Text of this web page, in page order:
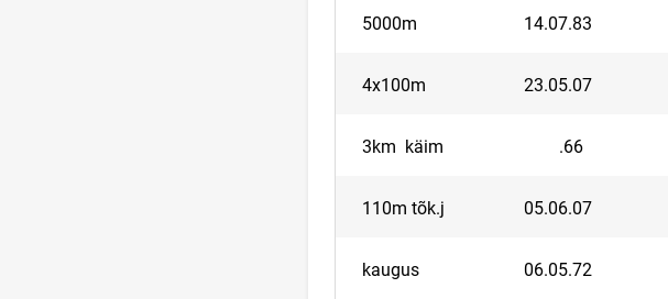
5000m 14.07.83
4x100m 23.05.07
3km käim .66
110m tõk.j 05.06.07
kaugus 06.05.72